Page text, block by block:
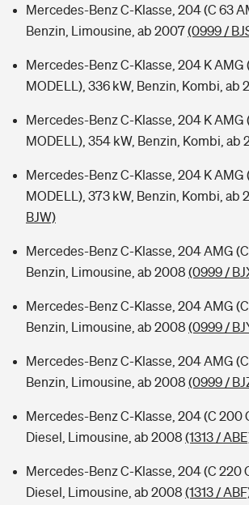
Mercedes-Benz C-Klasse, 204 (C 63
Benzin, Limousine, ab 2007(0999 /
Mercedes-Benz C-Klasse, 204 K AMG
MODELL), 336 kW, Benzin, Kombi, ab
Mercedes-Benz C-Klasse, 204 K AMG
MODELL), 354 kW, Benzin, Kombi, ab
Mercedes-Benz C-Klasse, 204 K AMG
MODELL), 373 kW, Benzin, Kombi, ab
BJW)
Mercedes-Benz C-Klasse, 204 AMG (C
Benzin, Limousine, ab 2008 (0999 /
Mercedes-Benz C-Klasse, 204 AMG
Benzin, Limousine, ab 2008 (0999 /
Mercedes-Benz C-Klasse, 204 AMG (C
Benzin, Limousine, ab 2008 (0999 /
Mercedes-Benz C-Klasse, 204 (C 200
Diesel, Limousine, ab 2008 (1313 /
Mercedes-Benz C-Klasse, 204 (C 220
Diesel, Limousine, ab 2008 (1313 /